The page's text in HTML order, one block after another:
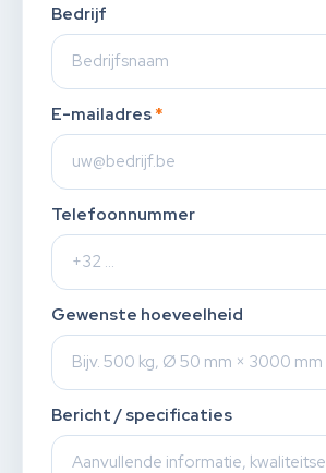
Bedrijf
E-mailadres *
Telefoonnummer
Gewenste hoeveelheid
Bericht / specificaties